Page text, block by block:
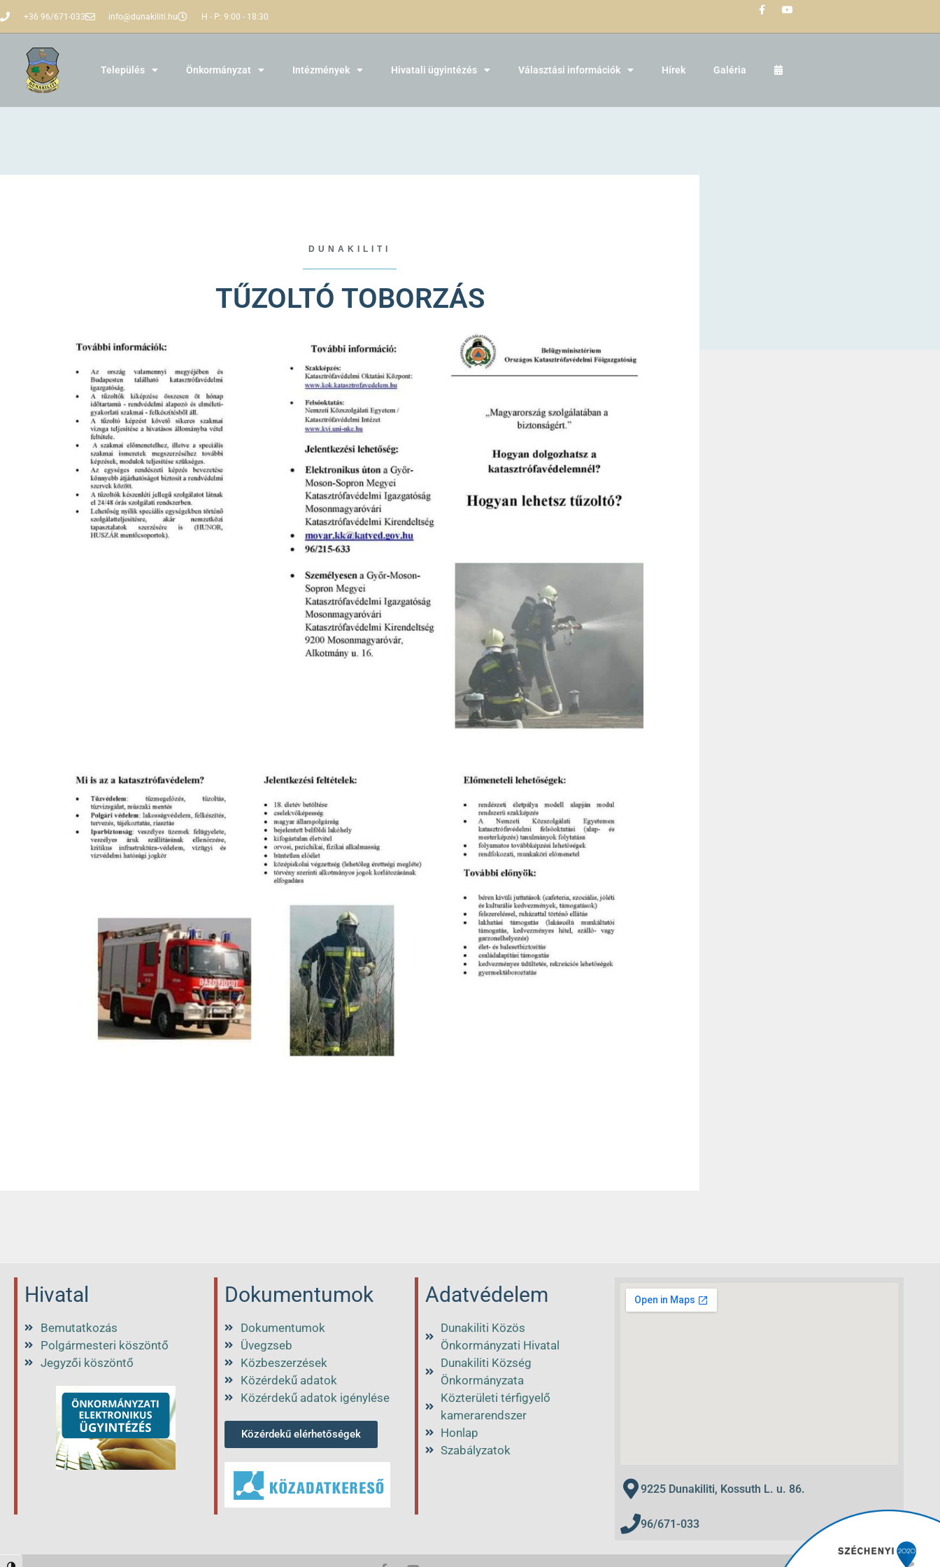
+36 96/671-033 info@dunakiliti.hu H - P: 9:00 - 18:30
Település Önkormányzat Intézmények Hivatali ügyintézés Választási információk Hírek Galéria
DUNAKILITI
TŰZOLTÓ TOBORZÁS
Hivatal
Bemutatkozás
Polgármesteri köszöntő
Jegyzői köszöntő
Dokumentumok
Dokumentumok
Üvegzseb
Közbeszerzések
Közérdekű adatok
Közérdekű adatok igénylése
Közérdekű elérhetőségek
Adatvédelem
Dunakiliti Közös
Önkormányzati Hivatal
Dunakiliti Község
Önkormányzata
Közterületi térfigyelő
kamerarendszer
Honlap
Szabályzatok
9225 Dunakiliti, Kossuth L. u. 86.
96/671-033